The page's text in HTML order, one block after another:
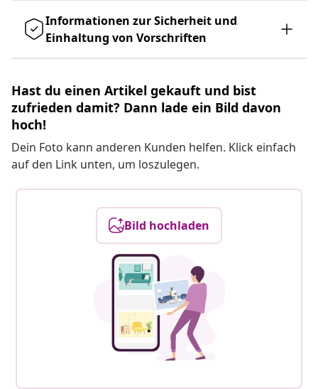
Informationen zur Sicherheit und
Einhaltung von Vorschriften
Hast du einen Artikel gekauft und bist
zufrieden damit? Dann lade ein Bild davon
hoch!
Dein Foto kann anderen Kunden helfen. Klick einfach
auf den Link unten, um loszulegen.
Bild hochladen